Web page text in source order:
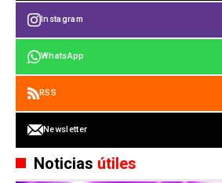
Instagram
WhatsApp
RSS
Newsletter
Noticias útiles